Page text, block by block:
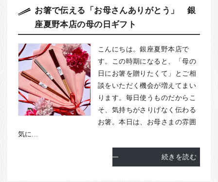
お箸で伝える「お母さんありがとう」 銀
座夏野本店の母の日ギフト
こんにちは。銀座夏野本店で
す。この時期になると、「母の
日にお箸を贈りたくて」とご相
談をいただく機会が増えてまい
ります。毎日使うものだからこ
そ、気持ちがさりげなく伝わる
お箸。本日は、お母さまの雰囲
気に...
続きを読む